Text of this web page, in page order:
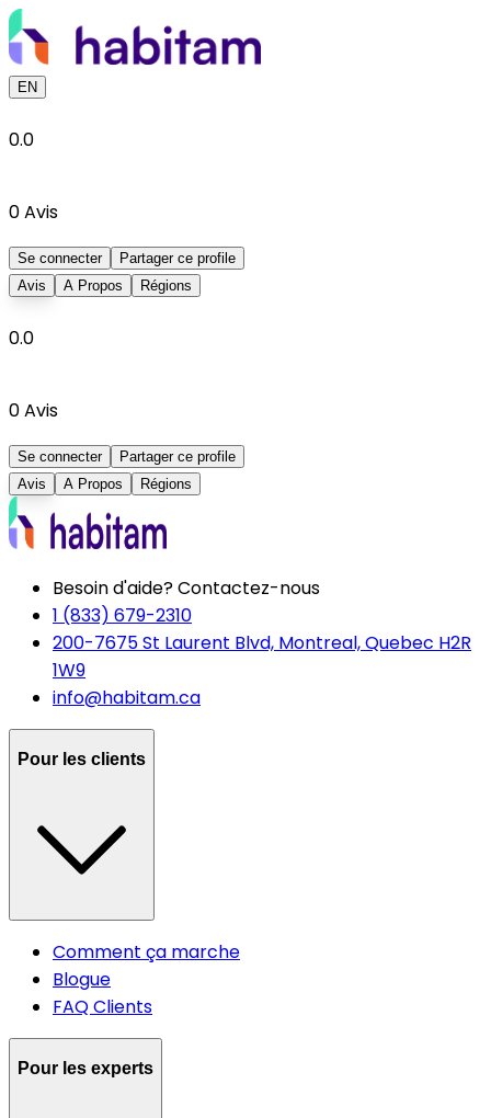
EN
0.0
0Avis
Se connecter
Partager ce profile
Avis
A Propos Régions
0.0
0Avis
Se connecter
Partager ce profile
Avis
A Propos Régions
Besoin d'aide? Contactez-nous
1 (833) 679-2310
200-7675 St Laurent Blvd, Montreal, Quebec H2R
1W9
info@habitam.ca
Pour les clients
Comment ça marche
Blogue
FAQ Clients
Pour les experts